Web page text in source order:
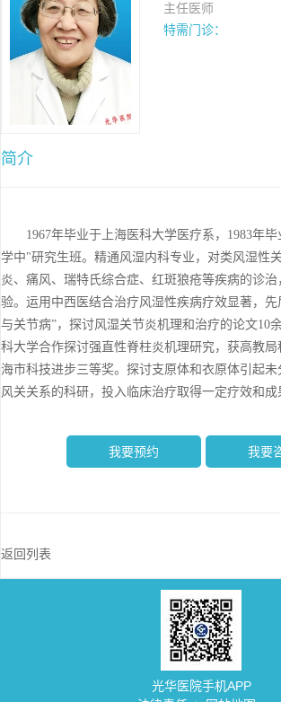
主任医师
特需门诊：
简介
1967年毕业于上海医科大学医疗系，1983年
学中"研究生班。精通风湿内科专业，对类风湿性
炎、痛风、瑞特氏综合症、红斑狼疮等疾病的诊
验。运用中西医结合治疗风湿性疾病疗效显著，
与关节病”，探讨风湿关节炎机理和治疗的论文10
科大学合作探讨强直性脊柱炎机理研究，获高教
海市科技进步三等奖。探讨支原体和衣原体引起
风关关系的科研，投入临床治疗取得一定疗效和成
我要预约 我要
返回列表
光华医院手机APP